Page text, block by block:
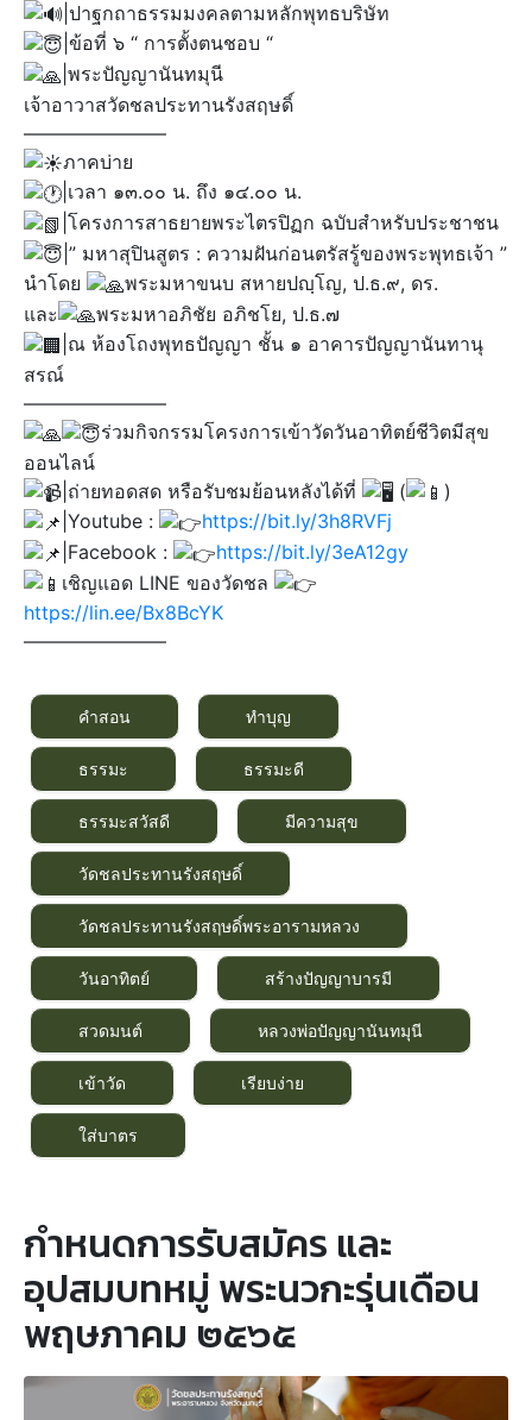
|ปาฐกถาธรรมมงคลตามหลักพุทธบริษัท
|ข้อที่ ๖ “ การตั้งตนชอบ “
|พระปัญญานันทมุนี
เจ้าอาวาสวัดชลประทานรังสฤษดิ์
———————–
ภาคบ่าย
|เวลา ๑๓.๐๐ น. ถึง ๑๔.๐๐ น.
|โครงการสาธยายพระไตรปิฏก ฉบับสำหรับประชาชน
|” มหาสุปินสูตร : ความฝันก่อนตรัสรู้ของพระพุทธเจ้า ”
นำโดย
พระมหาขนบ สหายปญฺโญ, ป.ธ.๙, ดร.
และ
พระมหาอภิชัย อภิชโย, ป.ธ.๗
|ณ ห้องโถงพุทธปัญญา ชั้น ๑ อาคารปัญญานันทานุ
สรณ์
———————–
ร่วมกิจกรรมโครงการเข้าวัดวันอาทิตย์ชีวิตมีสุข
ออนไลน์
|ถ่ายทอดสด หรือรับชมย้อนหลังได้ที่
(
)​
|Youtube :
https://bit.ly/3h8RVFj
|Facebook :
https://bit.ly/3eA12gy
เชิญแอด LINE ของวัดชล
https://lin.ee/Bx8BcYK
———————–
คำสอน ทำบุญ
ธรรมะ ธรรมะดี
ธรรมะสวัสดี มีความสุข
วัดชลประทานรังสฤษดิ์
วัดชลประทานรังสฤษดิ์พระอารามหลวง
วันอาทิตย์ สร้างปัญญาบารมี
สวดมนต์ หลวงพ่อปัญญานันทมุนี
เข้าวัด เรียบง่าย
ใส่บาตร
กำหนดการรับสมัคร และ
อุปสมบทหมู่ พระนวกะรุ่นเดือน
พฤษภาคม ๒๕๖๕